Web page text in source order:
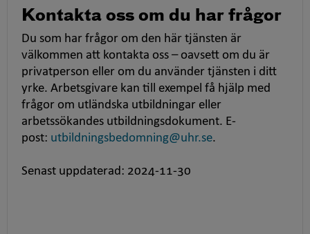
Kontakta oss om du har frågor
Du som har frågor om den här tjänsten är
välkommen att kontakta oss – oavsett om du är
privatperson eller om du använder tjänsten i ditt
yrke. Arbetsgivare kan till exempel få hjälp med
frågor om utländska utbildningar eller
arbetssökandes utbildningsdokument. E-
post: utbildningsbedomning@uhr.se.
Senast uppdaterad: 2024-11-30